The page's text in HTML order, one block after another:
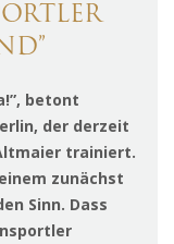
betont
der derzeit
trainiert.
zunächst
Sinn. Dass